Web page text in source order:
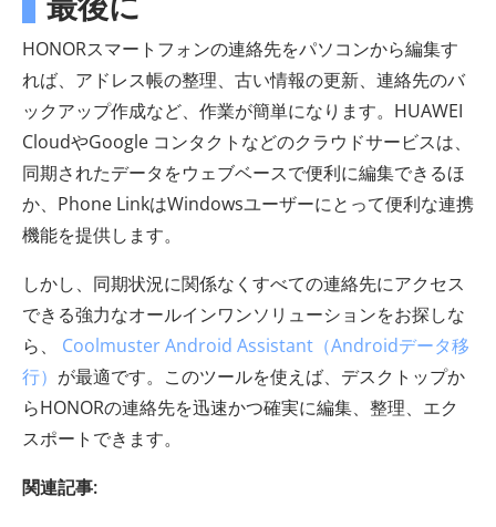
HONORスマートフォンの連絡先をパソコンから編集す
れば、アドレス帳の整理、古い情報の更新、連絡先のバ
ックアップ作成など、作業が簡単になります。HUAWEI
CloudやGoogle コンタクトなどのクラウドサービスは、
同期されたデータをウェブベースで便利に編集できるほ
か、Phone LinkはWindowsユーザーにとって便利な連携
機能を提供します。
しかし、同期状況に関係なくすべての連絡先にアクセス
できる強力なオールインワンソリューションをお探しな
ら、 Coolmuster Android Assistant（Androidデータ移
行） が最適です。このツールを使えば、デスクトップか
らHONORの連絡先を迅速かつ確実に編集、整理、エク
スポートできます。
関連記事: